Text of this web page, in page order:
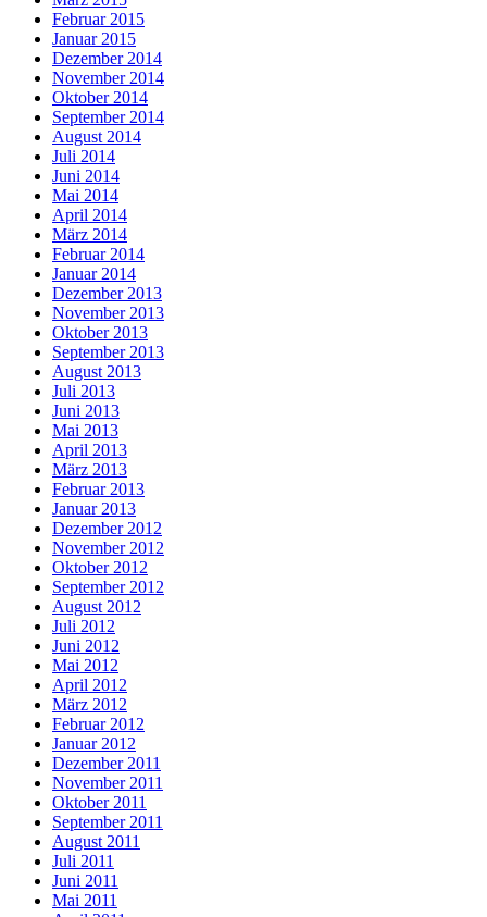
Februar 2015
Januar 2015
Dezember 2014
November 2014
Oktober 2014
September 2014
August 2014
Juli 2014
Juni 2014
Mai 2014
April 2014
März 2014
Februar 2014
Januar 2014
Dezember 2013
November 2013
Oktober 2013
September 2013
August 2013
Juli 2013
Juni 2013
Mai 2013
April 2013
März 2013
Februar 2013
Januar 2013
Dezember 2012
November 2012
Oktober 2012
September 2012
August 2012
Juli 2012
Juni 2012
Mai 2012
April 2012
März 2012
Februar 2012
Januar 2012
Dezember 2011
November 2011
Oktober 2011
September 2011
August 2011
Juli 2011
Juni 2011
Mai 2011